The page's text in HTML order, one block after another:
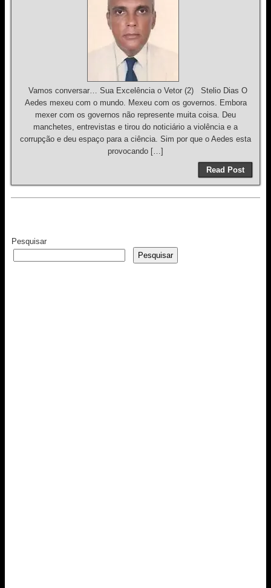
Vamos conversar… Sua Excelência o Vetor (2) Stelio Dias O
Aedes mexeu com o mundo. Mexeu com os governos. Embora
mexer com os governos não represente muita coisa. Deu
manchetes, entrevistas e tirou do noticiário a violência e a
corrupção e deu espaço para a ciência. Sim por que o Aedes esta
provocando […]
Read Post
Pesquisar
Pesquisar